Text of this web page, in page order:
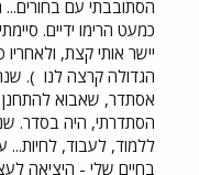
הסתובבתי עם בחורים...
כמעט הרימו ידיים.
יישר אותי קצת,
הגדולה קרצה לנו ).
אסתדר, שאבוא
הסתדרתי, היה בסדר.
ללמוד, לעבוד,
בחיים שלי - היציאה